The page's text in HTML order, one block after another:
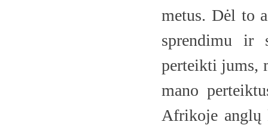
metus. Dėl to
sprendimu ir
perteikti jums,
mano
Afrikoje anglų